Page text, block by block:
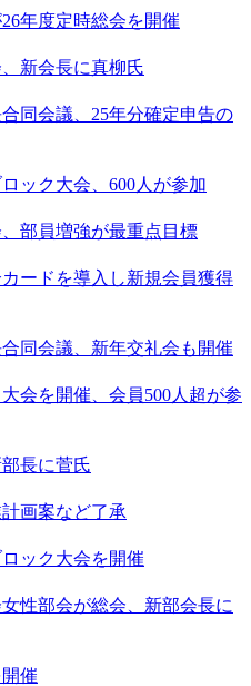
年度定時総会を開催
新会長に真柳氏
同会議、25年分確定申告の
ック大会、600人が参加
部員増強が最重点目標
ードを導入し新規会員獲得
同会議、新年交礼会も開催
会を開催、会員500人超が参
長に菅氏
画案など了承
ック大会を開催
性部会が総会、新部会長に
催